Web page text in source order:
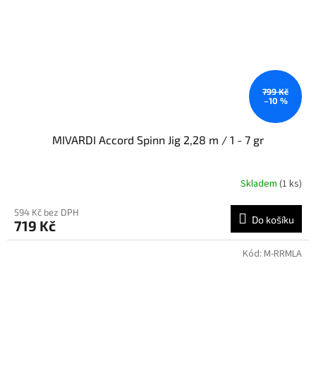
799 Kč
–10 %
MIVARDI Accord Spinn Jig 2,28 m / 1 - 7 gr
Skladem (1 ks)
594 Kč bez DPH
719 Kč Do košíku
Kód: M-RRMLA